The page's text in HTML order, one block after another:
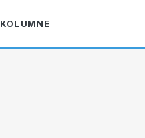
KOLUMNE